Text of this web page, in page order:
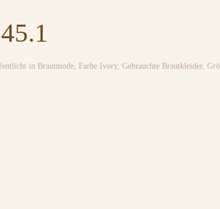
in Brautmode Farbe Ivory, Gebrauchte Brautkleider,